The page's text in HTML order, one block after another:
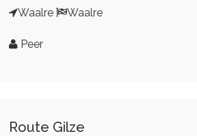
Waalre
Waalre
Peer
Route Gilze